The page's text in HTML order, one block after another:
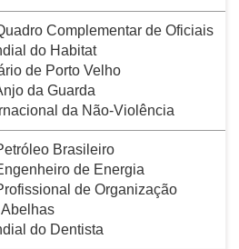
Complementar de Oficiais
do Habitat
de Porto Velho
da Guarda
da Não-Violência
Brasileiro
de Energia
de Organização
do Dentista